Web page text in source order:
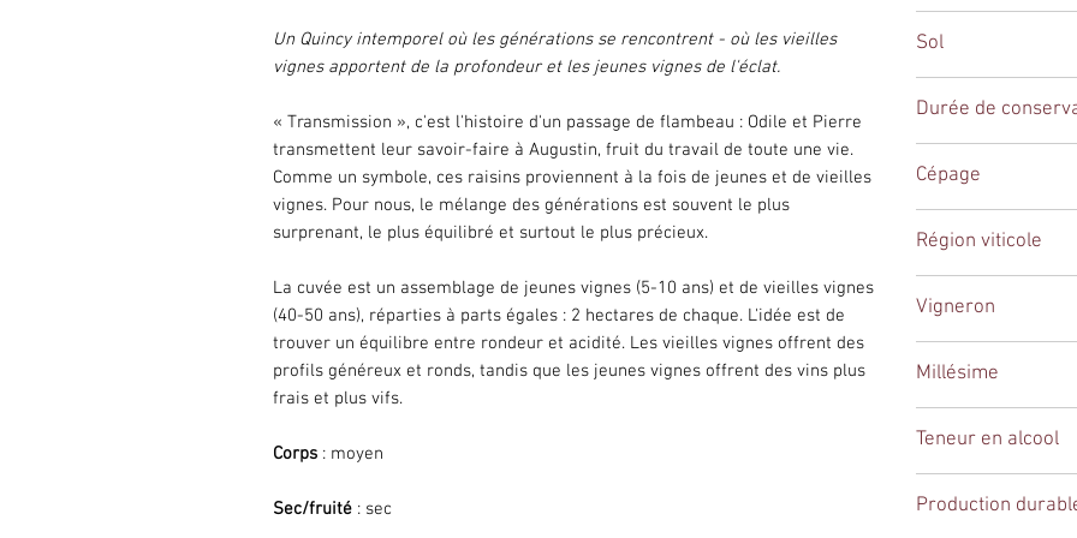
Un Quincy intemporel où les générations se rencontrent - où les vieilles
vignes apportent de la profondeur et les jeunes vignes de l'éclat.
« Transmission », c'est l'histoire d'un passage de flambeau : Odile et Pierre
transmettent leur savoir-faire à Augustin, fruit du travail de toute une vie.
Comme un symbole, ces raisins proviennent à la fois de jeunes et de vieilles
vignes. Pour nous, le mélange des générations est souvent le plus
surprenant, le plus équilibré et surtout le plus précieux.
La cuvée est un assemblage de jeunes vignes (5-10 ans) et de vieilles vignes
(40-50 ans), réparties à parts égales : 2 hectares de chaque. L'idée est de
trouver un équilibre entre rondeur et acidité. Les vieilles vignes offrent des
profils généreux et ronds, tandis que les jeunes vignes offrent des vins plus
frais et plus vifs.
Corps : moyen
Sec/fruité : sec
pendant
levures restant
vieillissement
Le résultat est un
du domaine et
génération.
achetées. Vous
librement avec les
assurée sous 48
Pour les
Sol
sableux et sablo-
appellation le long
Ces sols légers et
La cuvée
dejeunes vignes
50 ans), plantées
Durée de
Cépage
Région viticole
Vigneron
Millésime
Teneur en alcool
Production